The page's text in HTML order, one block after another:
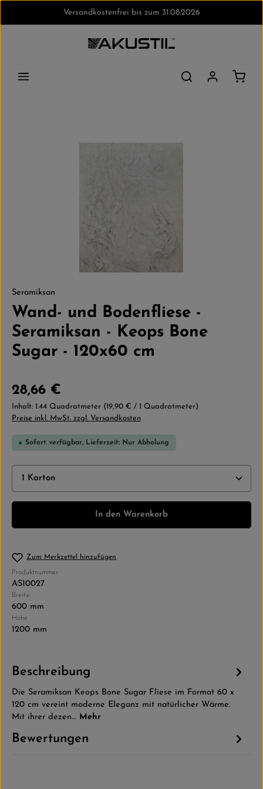
Zum Hauptinhalt springenVersandkostenfrei bis zum 31.08.2026
Seramiksan
Wand- und Bodenfliese -
Seramiksan - Keops Bone
Sugar - 120x60 cm
Regulärer Preis:
28,66 €
Inhalt: 1.44 Quadratmeter (19,90 € / 1 Quadratmeter)
Preise inkl. MwSt. zzgl. Versandkosten
Sofort verfügbar, Lieferzeit: Nur Abholung
Produkt Anzahl: Gib den gewünschten Wert ein
In den Warenkorb
Zum Merkzettel hinzufügen
Produktnummer:
AS10027
Breite:
600 mm
Höhe:
1200 mm
Beschreibung
Die Seramiksan Keops Bone Sugar Fliese im Format 60 x
120 cm vereint moderne Eleganz mit natürlicher Wärme.
Mit ihrer dezen… Mehr
Bewertungen